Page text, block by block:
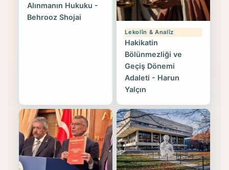
Alınmanın Hukuku -
Behrooz Shojai
Lekolîn & Analîz
Hakikatin
Bölünmezliği ve
Geçiş Dönemi
Adaleti - Harun
Yalçın